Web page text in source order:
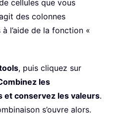
cellules que vous
des colonnes
l’aide de la fonction «
, puis cliquez sur
les
et conservez les valeurs.
s’ouvre alors.